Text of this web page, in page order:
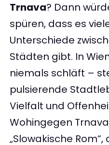
Trnava? Dann
spüren, dass es
Unterschiede
Städten gibt. In
niemals schläft –
pulsierende
Vielfalt und
Wohingegen
„Slowakische